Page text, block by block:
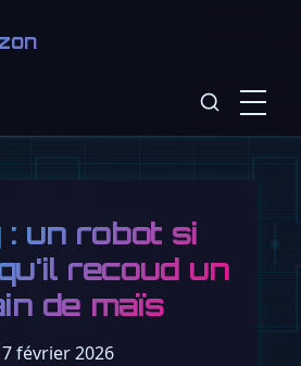
: un robot si
recoud un
de maïs
7 février 2026